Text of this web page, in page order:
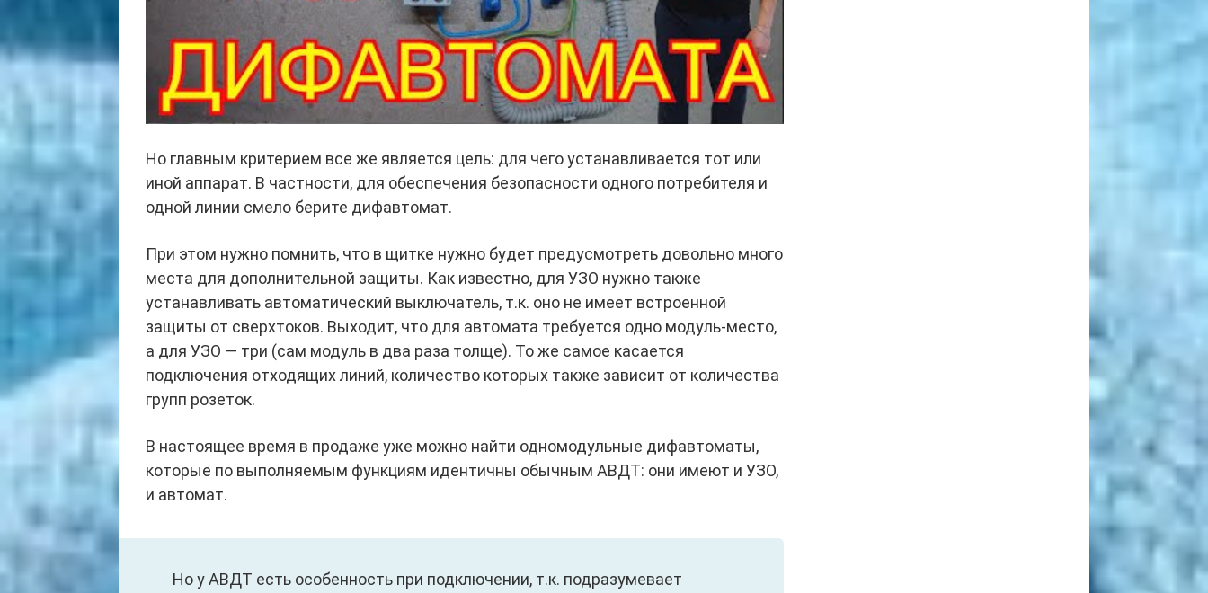
Но главным критерием все же является цель: для чего устанавливается тот или
иной аппарат. В частности, для обеспечения безопасности одного потребителя и
одной линии смело берите дифавтомат.
При этом нужно помнить, что в щитке нужно будет предусмотреть довольно много
места для дополнительной защиты. Как известно, для УЗО нужно также
устанавливать автоматический выключатель, т.к. оно не имеет встроенной
защиты от сверхтоков. Выходит, что для автомата требуется одно модуль-место,
а для УЗО — три (сам модуль в два раза толще). То же самое касается
подключения отходящих линий, количество которых также зависит от количества
групп розеток.
В настоящее время в продаже уже можно найти одномодульные дифавтоматы,
которые по выполняемым функциям идентичны обычным АВДТ: они имеют и УЗО,
и автомат.
Но у АВДТ есть особенность при подключении, т.к. подразумевает